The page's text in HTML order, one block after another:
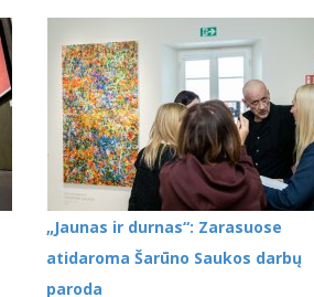
„Jaunas ir durnas“: Zarasuose
atidaroma Šarūno Saukos darbų
paroda